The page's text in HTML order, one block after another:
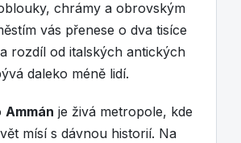
chrámy a obrovským
vás přenese o dva tisíce
rozdíl od italských antických
daleko méně lidí.
Ammán je živá metropole, kde
mísí s dávnou historií. Na